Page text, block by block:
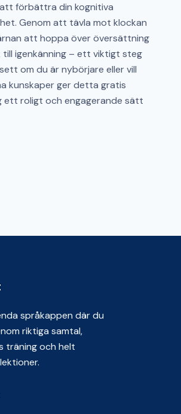
förbättra din kognitiva
Genom att tävla mot klockan
att hoppa över översättning
igenkänning – ett viktigt steg
om du är nybörjare eller vill
kunskaper ger detta gratis
ett roligt och engagerande sätt
språkappen där du
riktiga samtal,
träning och helt